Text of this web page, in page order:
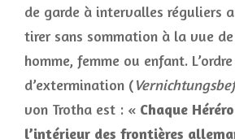
de garde à intervalles réguliers
tirer sans sommation à la vue de
homme, femme ou enfant.
d’extermination (
von Trotha est : « Chaque
l’intérieur des frontières